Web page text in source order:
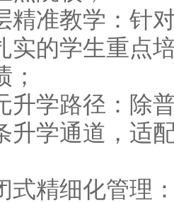
准教学：针对
实的学生重点
学路径：除普
升学通道，适
精细化管理：